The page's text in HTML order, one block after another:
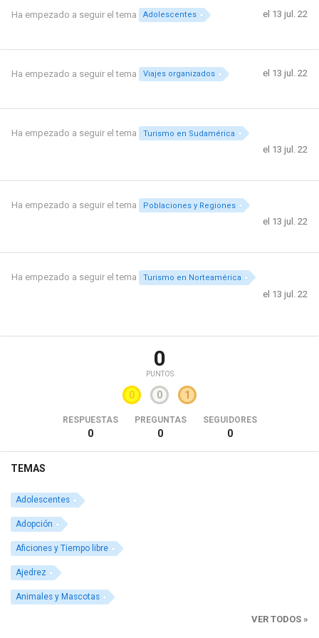
Ha empezado a seguir el tema Adolescentes el 13 jul. 22
Ha empezado a seguir el tema Viajes organizados el 13 jul. 22
Ha empezado a seguir el tema Turismo en Sudamérica
el 13 jul. 22
Ha empezado a seguir el tema Poblaciones y Regiones
el 13 jul. 22
Ha empezado a seguir el tema Turismo en Norteamérica
el 13 jul. 22
0
PUNTOS
0 0 1
RESPUESTAS
0
PREGUNTAS
0
SEGUIDORES
0
TEMAS
Adolescentes
Adopción
Aficiones y Tiempo libre
Ajedrez
Animales y Mascotas
VER TODOS »